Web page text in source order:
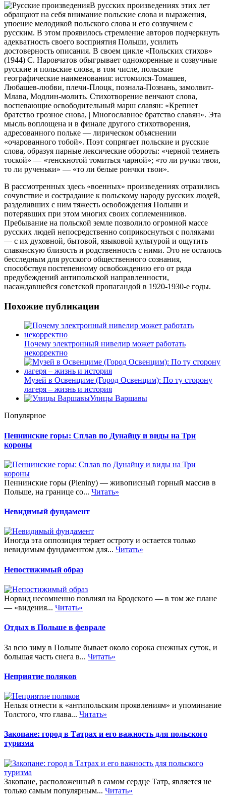
В русских произведениях этих лет
обращают на себя внимание польские слова и выражения,
упоение мелодикой польского слова и его созвучием с
русским. В этом проявилось стремление авторов подчеркнуть
адекватность своего восприятия Польши, усилить
достоверность описания. В своем цикле «Польских стихов»
(1944) С. Наровчатов обыгрывает однокоренные и созвучные
русские и польские слова, в том числе, польские
географические наименования: истомился-Томашев,
Любашев-любви, плечи-Плоцк, познала-Познань, замолвит-
Млава, Модлин-молить. Стихотворение венчают слова,
воспевающие освободительный марш славян: «Крепнет
братство грозное снова, | Многославное братство славян». Эта
мысль воплощена и в финале другого стихотворения,
адресованного польке — лирическом объяснении
«очарованного тобой». Поэт сопрягает польские и русские
слова, образуя парные лексические обороты: «черной темнеть
тоской» — «тенскнотой томиться чарной»; «то ли ручки твои,
то ли рученьки» — «то ли белые рончки твои».
В рассмотренных здесь «военных» произведениях отразились
сочувствие и сострадание к польскому народу русских людей,
разделивших с ним тяжесть освобождения Польши и
потерявших при этом многих своих соплеменников.
Пребывание на польской земле позволило огромной массе
русских людей непосредственно соприкоснуться с поляками
— с их духовной, бытовой, языковой культурой и ощутить
славянскую близость и родственность с ними. Это не осталось
бесследным для русского общественного сознания,
способствуя постепенному освобождению его от ряда
предубеждений антипольской направленности,
насаждавшейся советской пропагандой в 1920-1930-е годы.
Похожие публикации
Почему электронный нивелир может работать
некорректно
Музей в Освенциме (Город Освенцим): По ту сторону
лагеря – жизнь и история
Улицы Варшавы
Популярное
Пеннинские горы: Сплав по Дунайцу и виды на Три
короны
Пеннинские горы (Pieniny) — живописный горный массив в
Польше, на границе со... Читать»
Невидимый фундамент
Иногда эта оппозиция теряет остроту и остается только
невидимым фундаментом для... Читать»
Непостижимый образ
Норвид несомненно повлиял на Бродского — в том же плане
— «видения... Читать»
Отдых в Польше в феврале
За всю зиму в Польше бывает около сорока снежных суток, и
большая часть снега в... Читать»
Неприятие поляков
Нельзя отнести к «антипольским проявлениям» и упоминание
Толстого, что глава... Читать»
Закопане: город в Татрах и его важность для польского
туризма
Закопане, расположенный в самом сердце Татр, является не
только самым популярным... Читать»